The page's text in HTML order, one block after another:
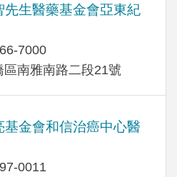
生醫藥基金會亞東紀
7000
南雅南路二段21號
金會和信治癌中心醫
0011